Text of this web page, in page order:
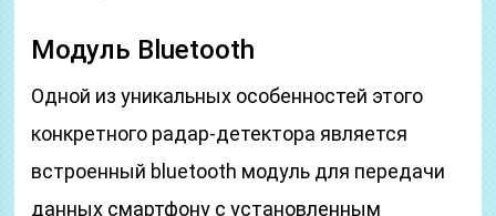
Модуль Bluetooth
Одной из уникальных особенностей этого
конкретного радар-детектора является
встроенный bluetooth модуль для передачи
данных смартфону с установленным